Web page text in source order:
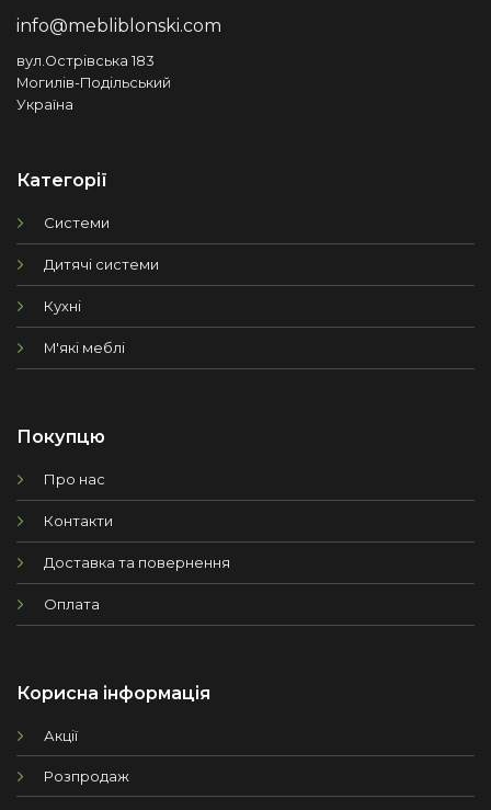
info@mebliblonski.com
вул.Острівська 183
Могилів-Подільський
Україна
Категорії
Системи
Дитячі системи
Кухні
М'які меблі
Покупцю
Про нас
Контакти
Доставка та повернення
Оплата
Корисна інформація
Акції
Розпродаж